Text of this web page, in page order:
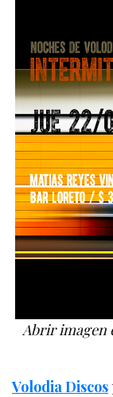
Abrir imagen
Volodia Discos